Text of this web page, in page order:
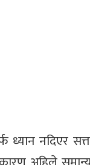
ध्यान नदिएर